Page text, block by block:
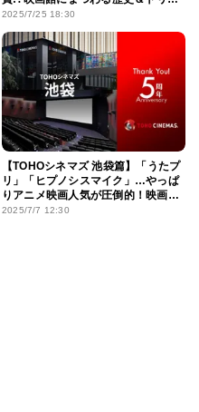
アを大特集
2025/7/25 18:30
【TOHOシネマズ 池袋篇】「うたプ
リ」「ヒプノシスマイク」…やっぱ
りアニメ映画人気が圧倒的！映画館
にまつわる歴史＆トリビアを大特集
2025/7/7 12:30